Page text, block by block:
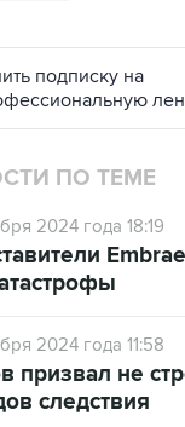
подписку на
ПО ТЕМЕ
2024 года 18:19
2024 года 11:58
призвал не
следствия